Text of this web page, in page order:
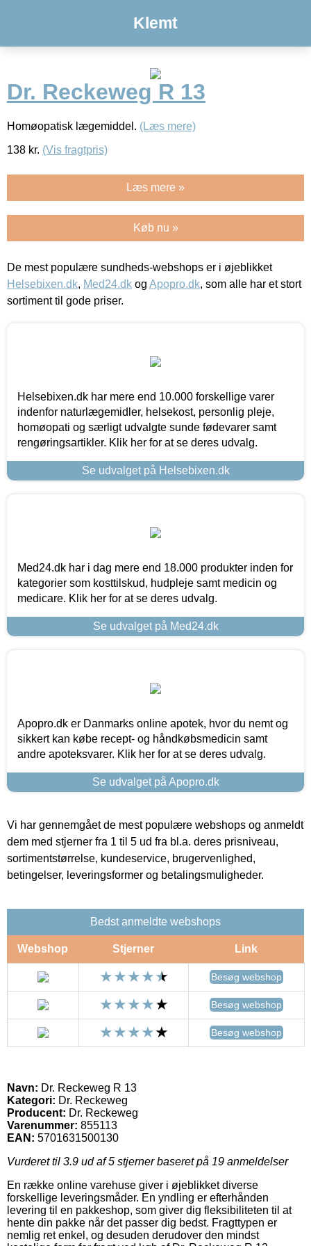
Klemt
Dr. Reckeweg R 13
Homøopatisk lægemiddel. (Læs mere)
138 kr. (Vis fragtpris)
Læs mere »
Køb nu »
De mest populære sundheds-webshops er i øjeblikket
Helsebixen.dk, Med24.dk og Apopro.dk, som alle har et stort
sortiment til gode priser.
Helsebixen.dk har mere end 10.000 forskellige varer
indenfor naturlægemidler, helsekost, personlig pleje,
homøopati og særligt udvalgte sunde fødevarer samt
rengøringsartikler. Klik her for at se deres udvalg.
Se udvalget på Helsebixen.dk
Med24.dk har i dag mere end 18.000 produkter inden for
kategorier som kosttilskud, hudpleje samt medicin og
medicare. Klik her for at se deres udvalg.
Se udvalget på Med24.dk
Apopro.dk er Danmarks online apotek, hvor du nemt og
sikkert kan købe recept- og håndkøbsmedicin samt
andre apoteksvarer. Klik her for at se deres udvalg.
Se udvalget på Apopro.dk
Vi har gennemgået de mest populære webshops og anmeldt
dem med stjerner fra 1 til 5 ud fra bl.a. deres prisniveau,
sortimentstørrelse, kundeservice, brugervenlighed,
betingelser, leveringsformer og betalingsmuligheder.
Bedst anmeldte webshops
Webshop Stjerner Link
Besøg webshop
Besøg webshop
Besøg webshop
Navn: Dr. Reckeweg R 13
Kategori: Dr. Reckeweg
Producent: Dr. Reckeweg
Varenummer: 855113
EAN: 5701631500130
Vurderet til 3.9 ud af 5 stjerner baseret på 19 anmeldelser
En række online varehuse giver i øjeblikket diverse
forskellige leveringsmåder. En yndling er efterhånden
levering til en pakkeshop, som giver dig fleksibiliteten til at
hente din pakke når det passer dig bedst. Fragttypen er
nemlig ret enkel, og desuden derudover den mindst